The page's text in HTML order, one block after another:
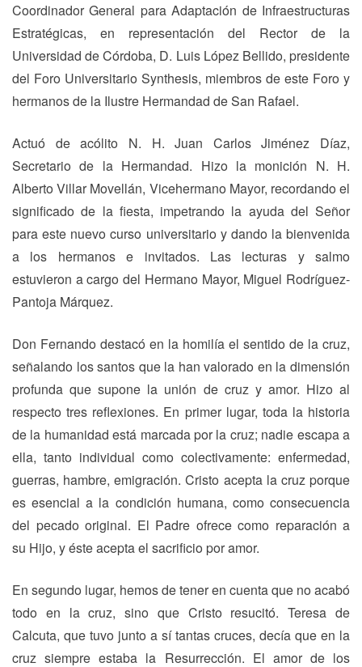
Coordinador General para Adaptación de Infraestructuras
Estratégicas, en representación del Rector de la
Universidad de Córdoba, D. Luis López Bellido, presidente
del Foro Universitario Synthesis, miembros de este Foro y
hermanos de la Ilustre Hermandad de San Rafael.
Actuó de acólito N. H. Juan Carlos Jiménez Díaz,
Secretario de la Hermandad. Hizo la monición N. H.
Alberto Villar Movellán, Vicehermano Mayor, recordando el
significado de la fiesta, impetrando la ayuda del Señor
para este nuevo curso universitario y dando la bienvenida
a los hermanos e invitados. Las lecturas y salmo
estuvieron a cargo del Hermano Mayor, Miguel Rodríguez-
Pantoja Márquez.
Don Fernando destacó en la homilía el sentido de la cruz,
señalando los santos que la han valorado en la dimensión
profunda que supone la unión de cruz y amor. Hizo al
respecto tres reflexiones. En primer lugar, toda la historia
de la humanidad está marcada por la cruz; nadie escapa a
ella, tanto individual como colectivamente: enfermedad,
guerras, hambre, emigración. Cristo acepta la cruz porque
es esencial a la condición humana, como consecuencia
del pecado original. El Padre ofrece como reparación a
su Hijo, y éste acepta el sacrificio por amor.
En segundo lugar, hemos de tener en cuenta que no acabó
todo en la cruz, sino que Cristo resucitó. Teresa de
Calcuta, que tuvo junto a sí tantas cruces, decía que en la
cruz siempre estaba la Resurrección. El amor de los